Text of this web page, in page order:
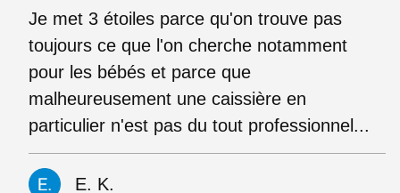
Je met 3 étoiles parce qu'on trouve pas
toujours ce que l'on cherche notamment
pour les bébés et parce que
malheureusement une caissière en
particulier n'est pas du tout professionnel...
E. K.